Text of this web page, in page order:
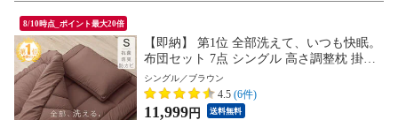
8/10時点_ポイント最大20倍
【即納】 第1位 全部洗えて、いつも快眠。
布団セット 7点 シングル 高さ調整枕 掛け
敷布団セット 洗える 三層敷布団 高密度固
綿入り 掛け布団 1.6kg 高さ セット カバー
付き 布団 敷布団 26700101〔ブラウン〕
シングル／ブラウン
4.5 (6件)
11,999円 送料無料